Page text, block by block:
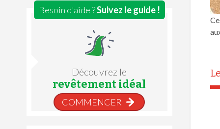
Besoin d'aide ?Suivez le guide !
Découvrez le
revêtement idéal
COMMENCER